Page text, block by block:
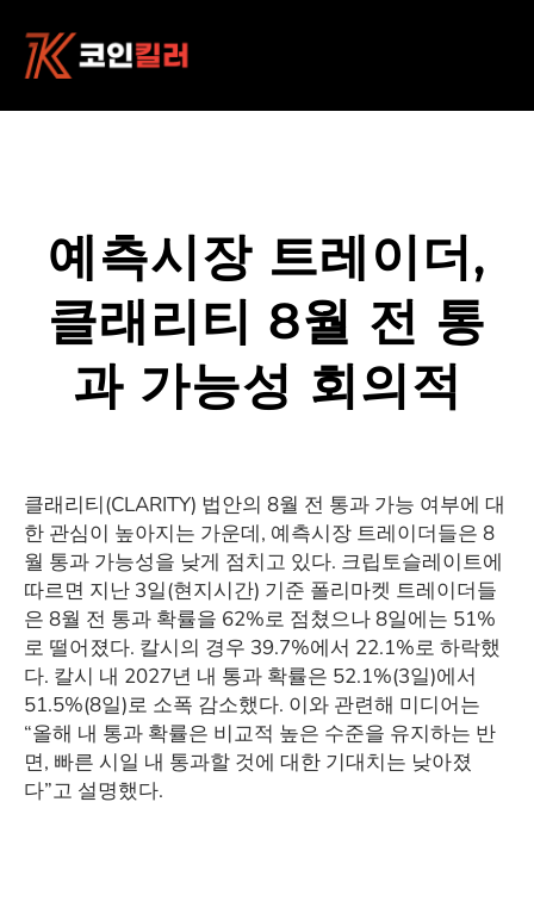
예측시장 트레이더,
클래리티 8월 전 통
과 가능성 회의적
클래리티(CLARITY) 법안의 8월 전 통과 가능 여부에 대
한 관심이 높아지는 가운데, 예측시장 트레이더들은 8
월 통과 가능성을 낮게 점치고 있다. 크립토슬레이트에
따르면 지난 3일(현지시간) 기준 폴리마켓 트레이더들
은 8월 전 통과 확률을 62%로 점쳤으나 8일에는 51%
로 떨어졌다. 칼시의 경우 39.7%에서 22.1%로 하락했
다. 칼시 내 2027년 내 통과 확률은 52.1%(3일)에서
51.5%(8일)로 소폭 감소했다. 이와 관련해 미디어는
“올해 내 통과 확률은 비교적 높은 수준을 유지하는 반
면, 빠른 시일 내 통과할 것에 대한 기대치는 낮아졌
다”고 설명했다.